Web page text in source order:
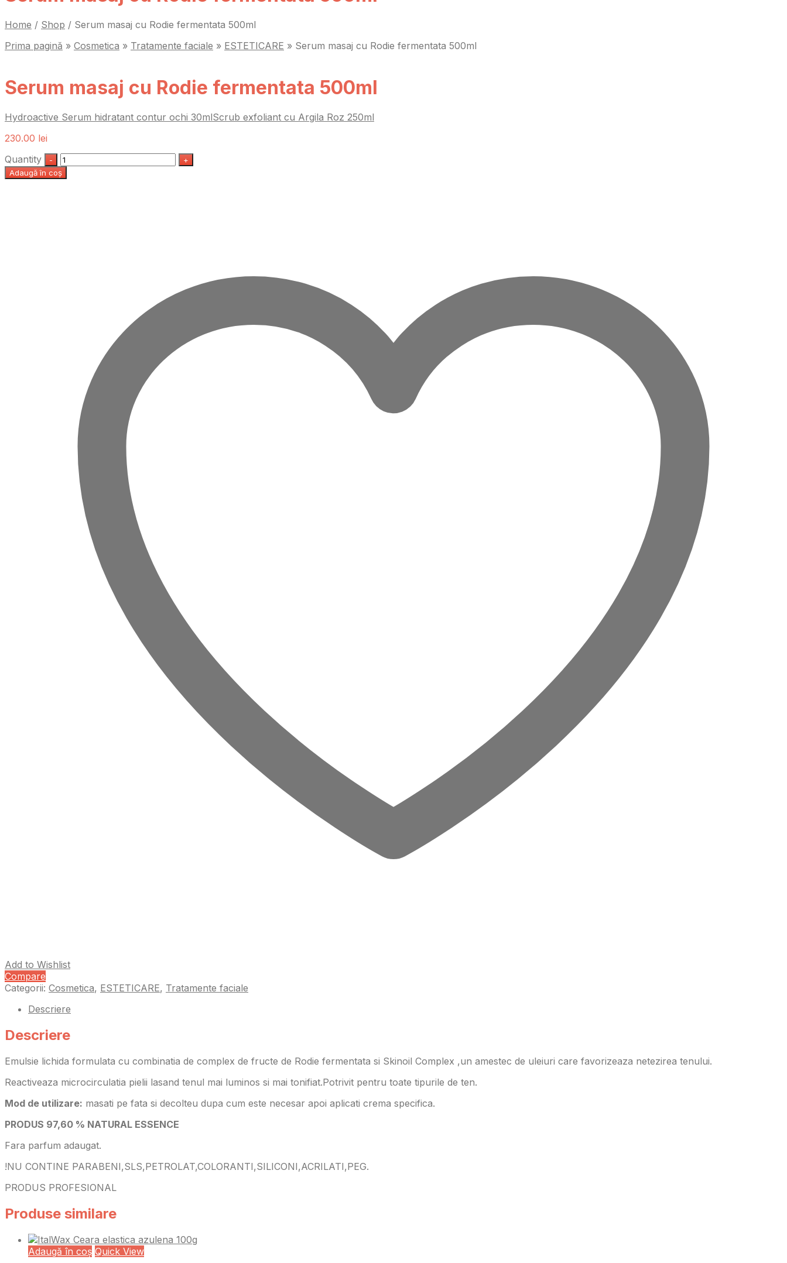
Home / Shop / Serum masaj cu Rodie fermentata 500ml
Prima pagină » Cosmetica » Tratamente faciale » ESTETICARE » Serum masaj cu Rodie fermentata 500ml
Serum masaj cu Rodie fermentata 500ml
Hydroactive Serum hidratant contur ochi 30mlScrub exfoliant cu Argila Roz 250ml
230.00 lei
Quantity
Adaugă în coș
Add to Wishlist
Compare
Categorii: Cosmetica, ESTETICARE, Tratamente faciale
Descriere
Descriere
Emulsie lichida formulata cu combinatia de complex de fructe de Rodie fermentata si Skinoil Complex ,un amestec de uleiuri care favorizeaza netezirea tenului.
Reactiveaza microcirculatia pielii lasand tenul mai luminos si mai tonifiat.Potrivit pentru toate tipurile de ten.
Mod de utilizare: masati pe fata si decolteu dupa cum este necesar apoi aplicati crema specifica.
PRODUS 97,60 % NATURAL ESSENCE
Fara parfum adaugat.
!NU CONTINE PARABENI,SLS,PETROLAT,COLORANTI,SILICONI,ACRILATI,PEG.
PRODUS PROFESIONAL
Produse similare
Adaugă în coș Quick View